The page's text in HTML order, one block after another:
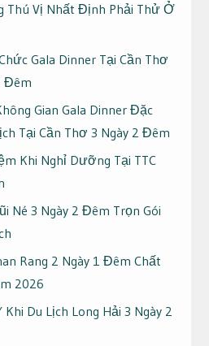
Thú Vị Nhất Định Phải Thử Ở
Gala Dinner Tại Cần Thơ
Đêm
Gian Gala Dinner Đặc
Tại Cần Thơ 3 Ngày 2 Đêm
Khi Nghỉ Dưỡng Tại TTC
Né 3 Ngày 2 Đêm Trọn Gói
Rang 2 Ngày 1 Đêm Chất
2026
Du Lịch Long Hải 3 Ngày 2